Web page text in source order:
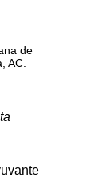
de
AC.